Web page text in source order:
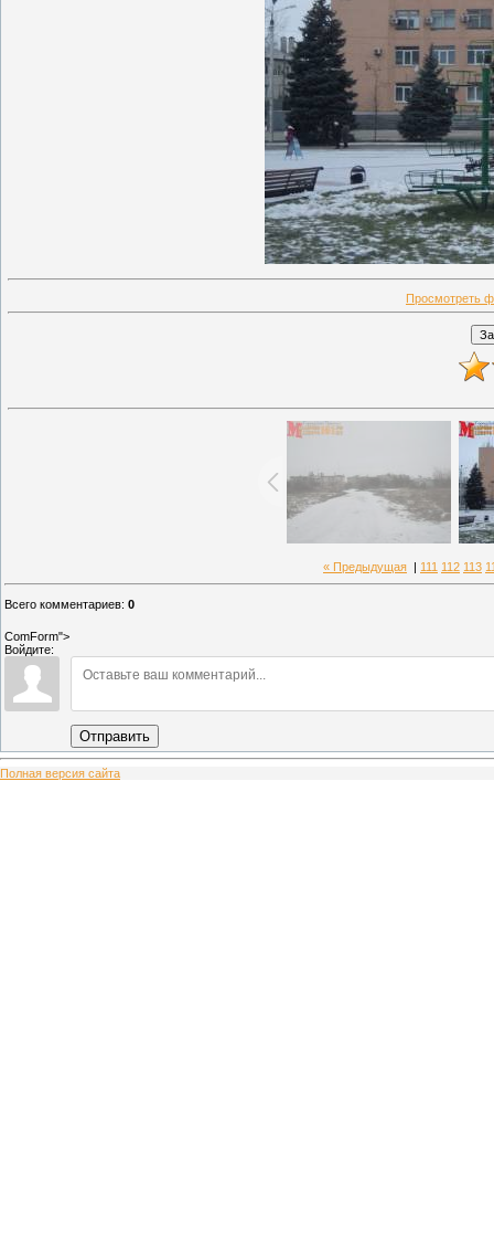
Просмотреть
« Предыдущая 111 112 113
Всего комментариев: 0
ComForm">
Войдите:
Отправить
Полная версия сайта